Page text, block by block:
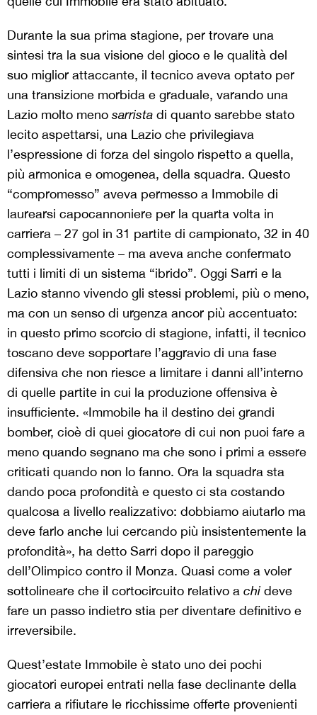
Durante la sua prima stagione, per trovare una
sintesi tra la sua visione del gioco e le qualità del
suo miglior attaccante, il tecnico aveva optato per
una transizione morbida e graduale, varando una
Lazio molto meno sarrista di quanto sarebbe stato
lecito aspettarsi, una Lazio che privilegiava
l’espressione di forza del singolo rispetto a quella,
più armonica e omogenea, della squadra. Questo
“compromesso” aveva permesso a Immobile di
laurearsi capocannoniere per la quarta volta in
carriera – 27 gol in 31 partite di campionato, 32 in 40
complessivamente – ma aveva anche confermato
tutti i limiti di un sistema “ibrido”. Oggi Sarri e la
Lazio stanno vivendo gli stessi problemi, più o meno,
ma con un senso di urgenza ancor più accentuato:
in questo primo scorcio di stagione, infatti, il tecnico
toscano deve sopportare l’aggravio di una fase
difensiva che non riesce a limitare i danni all’interno
di quelle partite in cui la produzione offensiva è
insufficiente. «Immobile ha il destino dei grandi
bomber, cioè di quei giocatore di cui non puoi fare a
meno quando segnano ma che sono i primi a essere
criticati quando non lo fanno. Ora la squadra sta
dando poca profondità e questo ci sta costando
qualcosa a livello realizzativo: dobbiamo aiutarlo ma
deve farlo anche lui cercando più insistentemente la
profondità», ha detto Sarri dopo il pareggio
dell’Olimpico contro il Monza. Quasi come a voler
sottolineare che il cortocircuito relativo a chi deve
fare un passo indietro stia per diventare definitivo e
irreversibile.
Quest’estate Immobile è stato uno dei pochi
giocatori europei entrati nella fase declinante della
carriera a rifiutare le ricchissime offerte provenienti